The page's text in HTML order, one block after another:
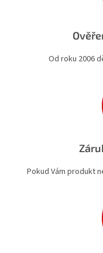
Od roku 2006
Pokud Vám produkt